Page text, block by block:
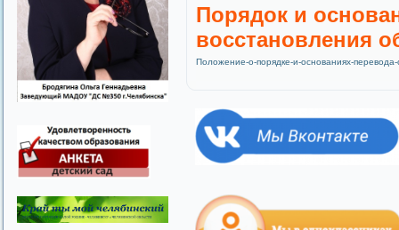
Порядок и
восстановления
Положение-о-порядке-и-основаниях-